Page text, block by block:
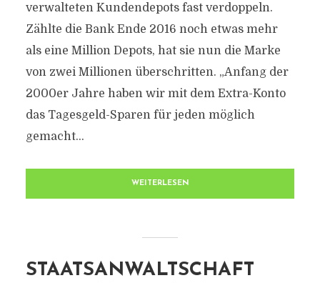
verwalteten Kundendepots fast verdoppeln.
Zählte die Bank Ende 2016 noch etwas mehr
als eine Million Depots, hat sie nun die Marke
von zwei Millionen überschritten. „Anfang der
2000er Jahre haben wir mit dem Extra-Konto
das Tagesgeld-Sparen für jeden möglich
gemacht...
WEITERLESEN
STAATSANWALTSCHAFT